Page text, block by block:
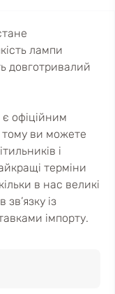
лампи
довготривалий
офіційним
ви можете
і
терміни
в нас великі
із
імпорту.